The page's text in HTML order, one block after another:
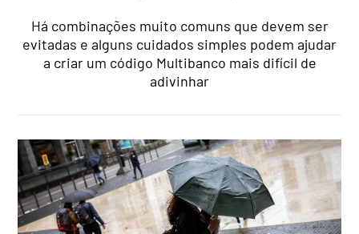
Há combinações muito comuns que devem ser
evitadas e alguns cuidados simples podem ajudar
a criar um código Multibanco mais difícil de
adivinhar